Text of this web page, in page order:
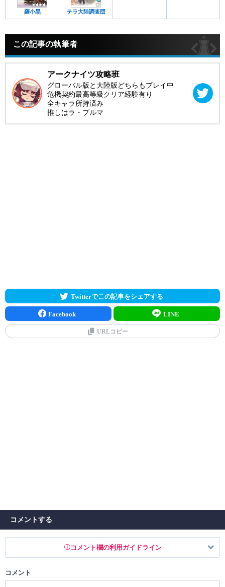
羅小黒 テラ大陸調査団
この記事の執筆者
アークナイツ攻略班
グローバル版と大陸版どちらもプレイ中
危機契約最高等級クリア経験有り
全キャラ所持済み
推しはラ・プルマ
Twitterでこの記事をシェアする
Facebook LINE
URLコピー
コメントする
コメント欄の利用ガイドライン
以下の書き込みを禁止とし、場合によってはコメント削除や書き込み制
コメント